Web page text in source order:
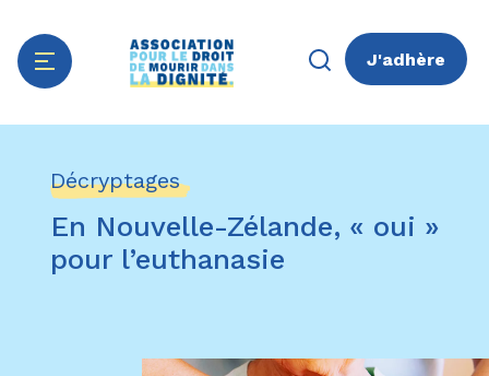
contenu
principal
J'adhère
Décryptages
En Nouvelle-Zélande, « oui »
pour l’euthanasie